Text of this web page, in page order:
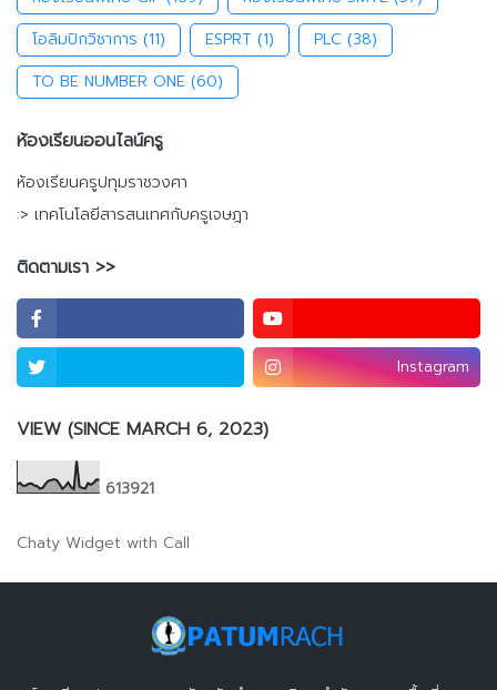
โอลิมปิกวิชาการ (11) ESPRT (1) PLC (38)
TO BE NUMBER ONE (60)
ห้องเรียนออนไลน์ครู
ห้องเรียนครูปทุมราชวงศา
:> เทคโนโลยีสารสนเทศกับครูเจษฎา
ติดตามเรา >>
Instagram
VIEW (SINCE MARCH 6, 2023)
613921
Chaty Widget with Call